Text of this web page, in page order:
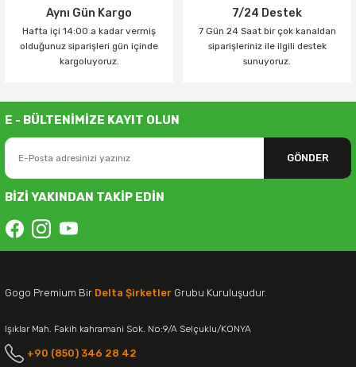
Aynı Gün Kargo
Hafta içi 14:00 a kadar vermiş
olduğunuz siparişleri gün içinde
kargoluyoruz.
7/24 Destek
7 Gün 24 Saat bir çok kanaldan
siparişleriniz ile ilgili destek
sunuyoruz.
E - BÜLTENİMİZE KAYIT OLUN
GÖNDER
BİZİ YAKINDAN TAKİP EDİN
Gogo Premium Bir Delta Şirketler Grubu Kuruluşudur.
Işıklar Mah. Fakih kahramani Sok. No:9/A Selçuklu/KONYA
+90 (850) 346 28 42